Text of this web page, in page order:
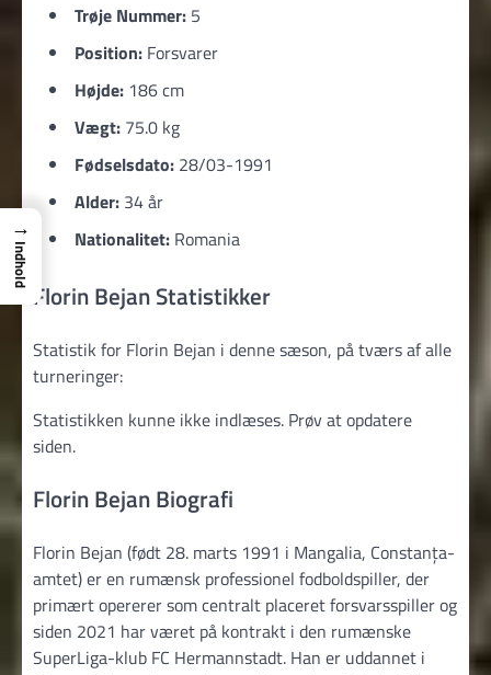
Trøje Nummer: 5
Position: Forsvarer
Højde: 186 cm
Vægt: 75.0 kg
Fødselsdato: 28/03-1991
Alder: 34 år
Nationalitet: Romania
Florin Bejan Statistikker
Statistik for Florin Bejan i denne sæson, på tværs af alle
turneringer:
Statistikken kunne ikke indlæses. Prøv at opdatere
siden.
Florin Bejan Biografi
Florin Bejan (født 28. marts 1991 i Mangalia, Constanța-
amtet) er en rumænsk professionel fodboldspiller, der
primært opererer som centralt placeret forsvarsspiller og
siden 2021 har været på kontrakt i den rumænske
SuperLiga-klub FC Hermannstadt. Han er uddannet i
→
Indhold